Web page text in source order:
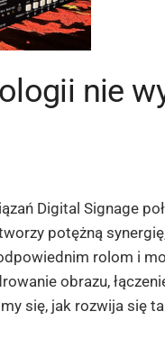
nie
Digital Signage
potężną
rolom i
obrazu,
się, jak rozwija się